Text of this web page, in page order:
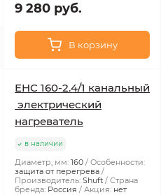
9 280 руб.
В корзину
EHC 160-2.4/1 канальный
электрический
нагреватель
в наличии
Диаметр, мм: 160
Особенности:
защита от перегрева
Производитель: Shuft
Страна
бренда: Россия Акция: нет